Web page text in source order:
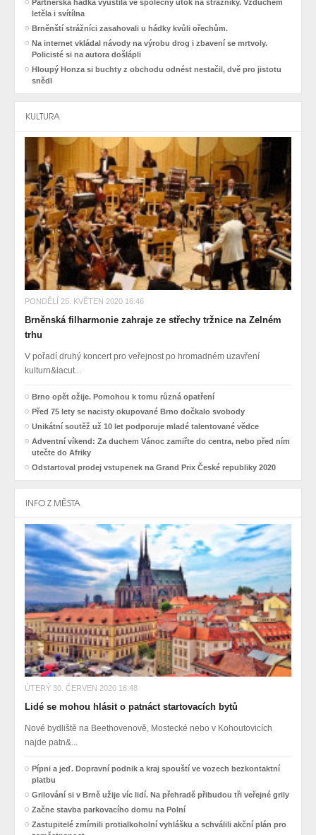
Partnerská hádka vyústila ve společný útok na strážníky. Vzduchem
letěla i svítílna
Brněnští strážníci zasahovali u hádky kvůli ořechům.
Na internet vkládal návody na výrobu drog i zbavení se mrtvoly.
Policisté si na autora došlápli
Hloupý Honza si buchty z obchodu odnést nestačil, dvě pro jistotu
snědl
KULTURA
PONDĚLÍ 25. KVĚTEN 2020 16:46
Brněnská filharmonie zahraje ze střechy tržnice na Zelném
trhu
V pořadí druhý koncert pro veřejnost po hromadném uzavření
kulturn&iacut...
Brno opět ožije. Pomohou k tomu různá opatření
Před 75 lety se nacisty okupované Brno dočkalo svobody
Unikátní soutěž už 10 let podporuje mladé talentované vědce
Adventní víkend: Za duchem Vánoc zamiřte do centra, nebo před ním
utečte do Afriky
Odstartoval prodej vstupenek na Grand Prix České republiky 2020
INFO Z MĚSTA
ÚTERÝ 30. ČERVEN 2020 18:48
Lidé se mohou hlásit o patnáct startovacích bytů
Nové bydliště na Beethovenově, Mostecké nebo v Kohoutovicích
najde patn&...
Pípni a jeď. Dopravní podnik a kraj spouští ve vozech bezkontaktní
platbu
Grilování si v Brně užije víc lidí. Na přehradě přibudou tři veřejné grily
Začne stavba parkovacího domu na Polní
Zastupitelé zmírnili protialkoholní vyhlášku a schválili akční plán pro